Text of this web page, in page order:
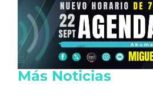
Más Noticias